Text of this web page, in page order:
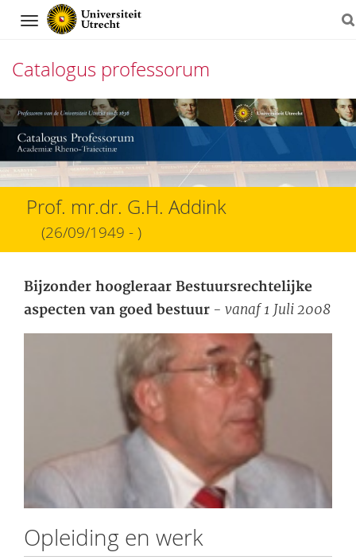
Navigation
Catalogus professorum
Direct
naar
het
inhoud
Prof. mr.dr. G.H. Addink
(26/09/1949 - )
Bijzonder hoogleraar Bestuursrechtelijke
aspecten van goed bestuur - vanaf 1 Juli 2008
Opleiding en werk